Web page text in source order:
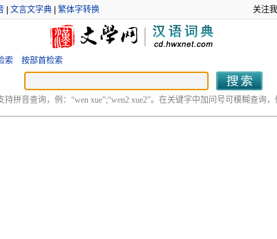
| 文言文字典| 繁体字转换 关注我
索 按部首检索
持拼音查询，例：“wen xue”;“wen2 xue2”。在关键字中加问号可模糊查询，